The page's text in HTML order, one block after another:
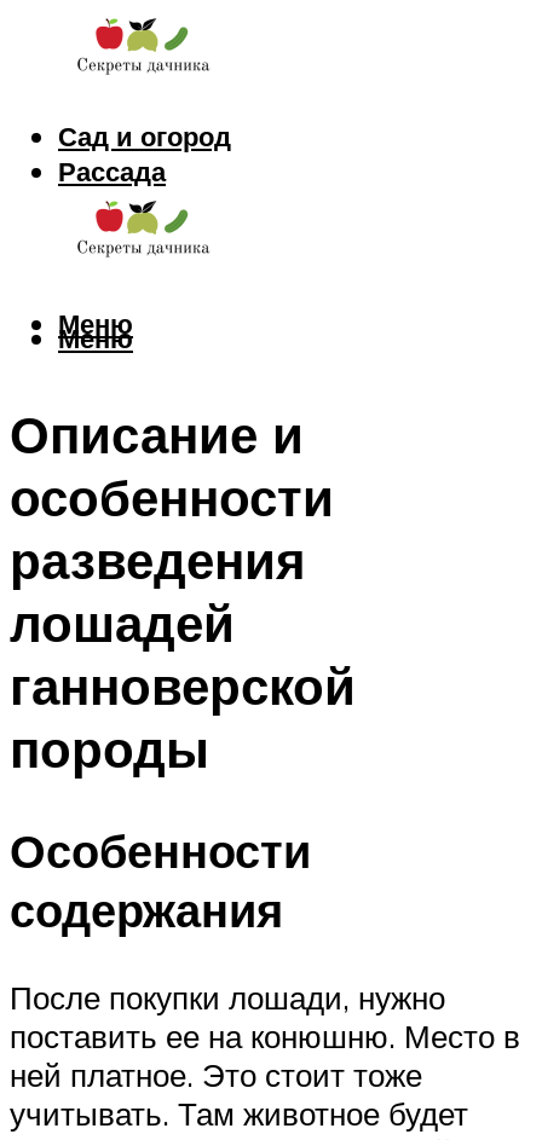
Сад и огород
Рассада
Цветы
Заготовки
Меню
Меню
Описание и
особенности
разведения
лошадей
ганноверской
породы
Особенности
содержания
После покупки лошади, нужно
поставить ее на конюшню. Место в
ней платное. Это стоит тоже
учитывать. Там животное будет